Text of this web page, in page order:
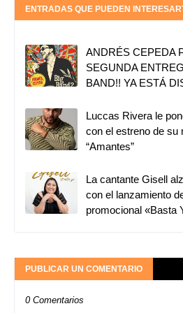
ENTRADAS QUE PUEDEN
ANDRÉS CEPEDA
SEGUNDA
BAND!! YA ESTÁ
Luccas Rivera le
con el estreno de su
“Amantes”
La cantante Gisell
con el lanzamiento
promocional «Basta
PUBLICAR UN COMENTARIO
0 Comentarios